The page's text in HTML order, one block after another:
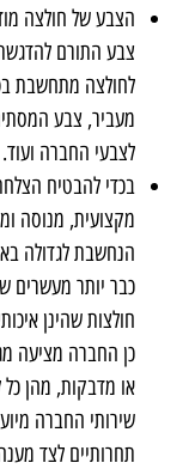
הצבע של חולצה
צבע התורם
לחולצה מתחשבת
מעביר, צבע
לצבעי החברה ועוד.
בכדי להבטיח
מקצועית, מנוסה
הנחשבת לגדולה
כבר יותר מעשרים
חולצות שהינן
כן החברה מציעה
או מדבקות, מהן כל
שירותי החברה
תחרותיים לצד